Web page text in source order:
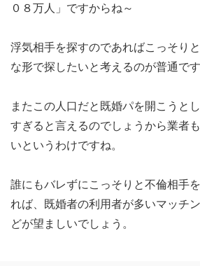
０８万人」ですからね～
浮気相手を探すのであればこっそり
な形で探したいと考えるのが普通です
またこの人口だと既婚パを開こうと
すぎると言えるのでしょうから業者
いというわけですね。
誰にもバレずにこっそりと不倫相手
れば、既婚者の利用者が多いマッチ
どが望ましいでしょう。